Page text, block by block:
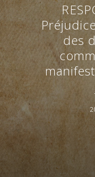
des